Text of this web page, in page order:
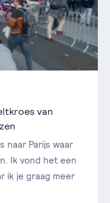
van
naar Parijs waar
Ik vond het een
ik je graag meer